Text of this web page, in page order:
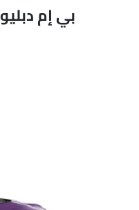
بي إم دبليو Z4 متوفر بـ 1 ألوان